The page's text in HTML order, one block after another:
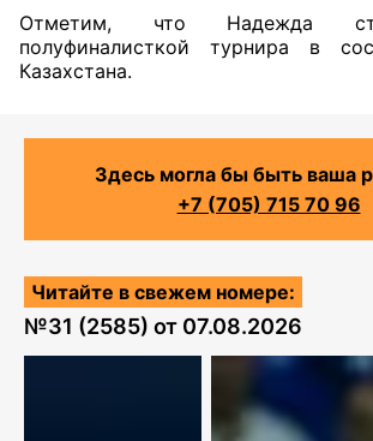
Отметим, что Надежда
полуфиналисткой турнира в
Казахстана.
Здесь могла бы быть ваша
+7 (705) 715 70 96
Читайте в свежем номере:
№31 (2585) от 07.08.2026